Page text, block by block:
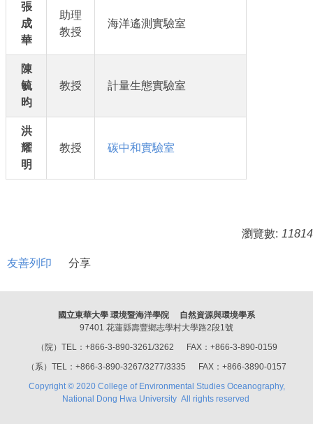
張
成
華
助理
教授
海洋遙測實驗室
陳
毓
昀
教授 計量生態實驗室
洪
耀
明
教授 碳中和實驗室
瀏覽數: 11814
友善列印 分享
國立東華大學 環境暨海洋學院 自然資源與環境學系
97401 花蓮縣壽豐鄉志學村大學路2段1號
（院）TEL：+866-3-890-3261/3262 FAX：+866-3-890-0159
（系）TEL：+866-3-890-3267/3277/3335 FAX：+866-3890-0157
Copyright © 2020 College of Environmental Studies Oceanography,
National Dong Hwa University All rights reserved